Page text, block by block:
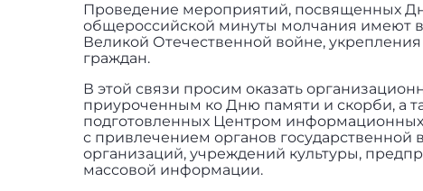
Проведение мероприятий, посвященных
общероссийской минуты молчания имеют
Великой Отечественной войне,
граждан.
В этой связи просим оказать
приуроченным ко Дню памяти и скорби, а
подготовленных Центром
с привлечением органов государственной
организаций, учреждений культуры,
массовой информации.